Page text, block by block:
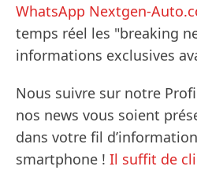
WhatsApp Nextgen-
temps réel les "breaking
informations exclusives
Nous suivre sur notre
nos news vous soient
dans votre fil
smartphone ! Il suffit de